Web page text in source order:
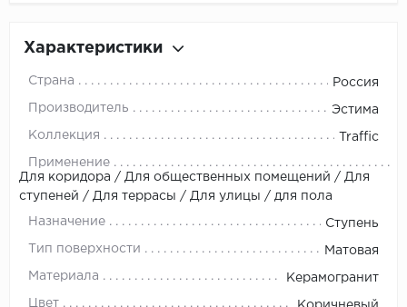
Характеристики
Страна Россия
Производитель Эстима
Коллекция Traffic
Применение
Для коридора / Для общественных помещений / Для
ступеней / Для террасы / Для улицы / для пола
Назначение Ступень
Тип поверхности Матовая
Материала Керамогранит
Цвет